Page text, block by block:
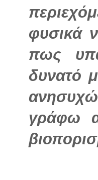
φυσικά
πως
δυνατό
γράφω